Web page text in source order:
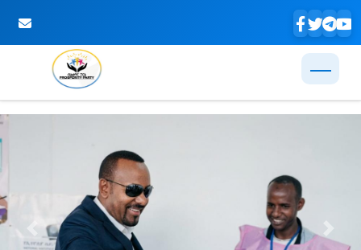
Skip to Main Content
Previous Next